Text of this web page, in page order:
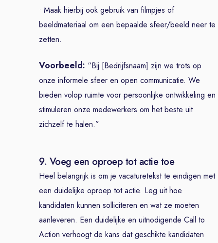
• Maak hierbij ook gebruik van filmpjes of
beeldmateriaal om een bepaalde sfeer/beeld neer te
zetten.
Voorbeeld: “Bij [Bedrijfsnaam] zijn we trots op
onze informele sfeer en open communicatie. We
bieden volop ruimte voor persoonlijke ontwikkeling en
stimuleren onze medewerkers om het beste uit
zichzelf te halen.”
9. Voeg een oproep tot actie toe
Heel belangrijk is om je vacaturetekst te eindigen met
een duidelijke oproep tot actie. Leg uit hoe
kandidaten kunnen solliciteren en wat ze moeten
aanleveren. Een duidelijke en uitnodigende Call to
Action verhoogt de kans dat geschikte kandidaten